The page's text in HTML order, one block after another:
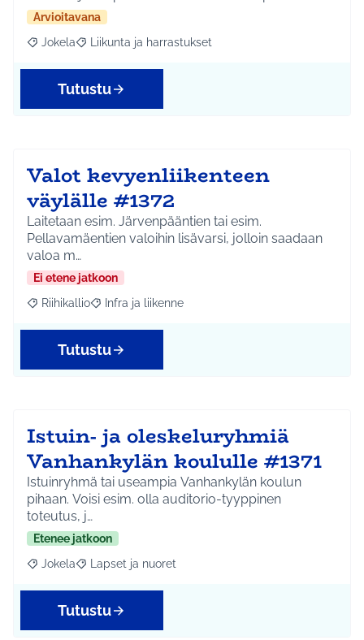
Arvioitavana
Rajaa tulokset aihepiirin mukaan: Jokela
Jokela Rajaa tulokset teeman mukaan: Liikunta ja
Liikunta ja harrastukset
Tutustu
Valot kevyenliikenteen
väylälle #1372
Laitetaan esim. Järvenpääntien tai esim.
Pellavamäentien valoihin lisävarsi, jolloin saadaan
valoa m…
Ei etene jatkoon
Rajaa tulokset aihepiirin mukaan: Riihikallio
Riihikallio Rajaa tulokset teeman mukaan: Infra ja liikenne
Infra ja liikenne
Tutustu
Istuin- ja oleskeluryhmiä
Vanhankylän koululle #1371
Istuinryhmä tai useampia Vanhankylän koulun
pihaan. Voisi esim. olla auditorio-tyyppinen
toteutus, j…
Etenee jatkoon
Rajaa tulokset aihepiirin mukaan: Jokela
Jokela Rajaa tulokset teeman mukaan: Lapset ja nuoret
Lapset ja nuoret
Tutustu